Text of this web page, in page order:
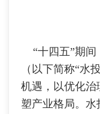
“十四五”期间
（以下简称“水
机遇，以优化治
塑产业格局。